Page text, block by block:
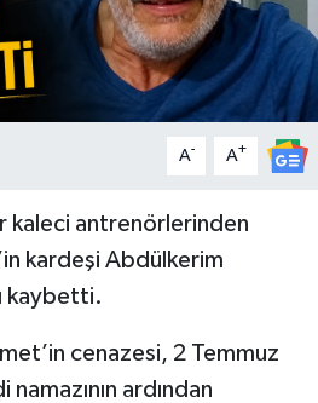
A- A+
kaleci antrenörlerinden
kardeşi Abdülkerim
kaybetti.
cenazesi, 2 Temmuz
ardından